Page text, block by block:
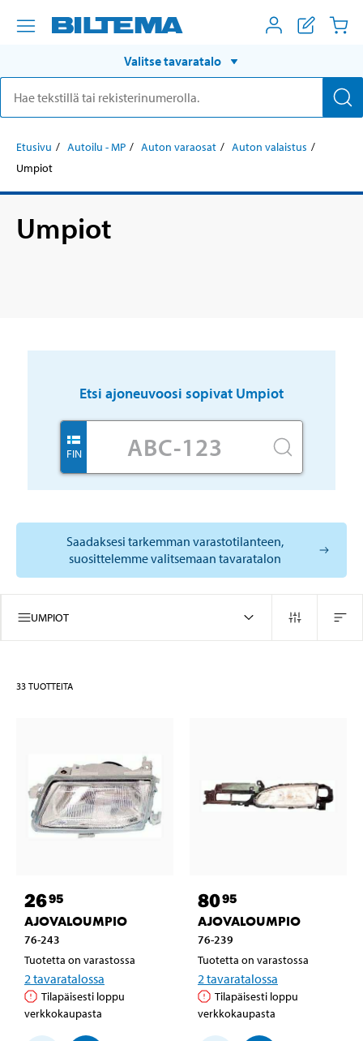
Valitse tavaratalo
Etusivu Autoilu - MP Auton varaosat
Auton valaistus
Umpiot
Umpiot
Etsi ajoneuvoosi sopivat Umpiot
FIN
Saadaksesi tarkemman varastotilanteen,
suosittelemme valitsemaan tavaratalon
UMPIOT
33 TUOTTEITA
2695
AJOVALOUMPIO
76-243
Tuotetta on varastossa
2 tavaratalossa
Tilapäisesti loppu
verkkokaupasta
8095
AJOVALOUMPIO
76-239
Tuotetta on varastossa
2 tavaratalossa
Tilapäisesti loppu
verkkokaupasta